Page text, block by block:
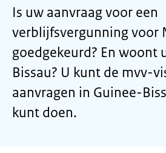
Is uw aanvraag voor een
verblijfsvergunning voor
goedgekeurd? En woont
Bissau? U kunt de mvv-
aanvragen in Guinee-
kunt doen.